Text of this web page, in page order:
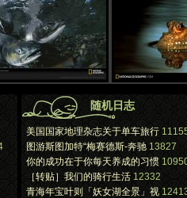
随机日志
美国国家地理杂志关于单车旅行
图游斯图加特“梅赛德斯-奔驰 13827
你的成功在于你每天养成的习惯
［转贴］我们的骑行生活 12332
青海年宝叶则「妖女湖全景」视